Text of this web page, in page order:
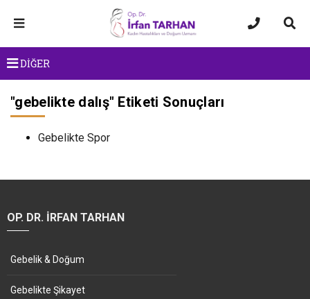
DİĞER
"gebelikte dalış" Etiketi Sonuçları
Gebelikte Spor
OP. DR. İRFAN TARHAN
Gebelik & Doğum
Gebelikte Şikayet